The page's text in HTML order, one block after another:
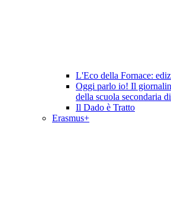
L'Eco della Fornace:
Oggi parlo io! Il
della scuola secondaria
Il Dado è Tratto
Erasmus+